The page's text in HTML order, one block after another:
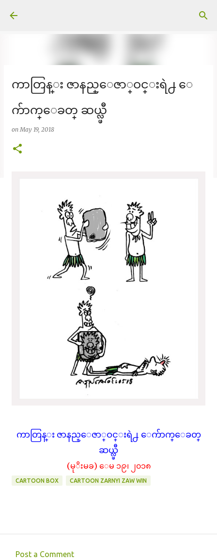
ကာတြန္း ဇာနည္ေဇာ္ဝင္းရဲ႕ ေ
က်ာက္ေခတ္ ဆယ္လ္ဖီ
onMay 19, 2018
ကာတြန္း ဇာနည္ေဇာ္ဝင္းရဲ႕ ေက်ာက္ေခတ္
ဆယ္လ္ဖီ
(မုိးမခ) ေမ ၁၉၊ ၂၀၁၈
CARTOON BOX CARTOON ZARNYI ZAW WIN
Post a Comment